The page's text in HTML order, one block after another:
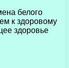
белого
к здоровому
здоровье